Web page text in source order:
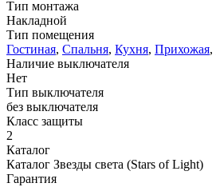
Тип монтажа
Накладной
Тип помещения
Гостиная, Спальня, Кухня, Прихожая,
Наличие выключателя
Нет
Тип выключателя
без выключателя
Класс защиты
2
Каталог
Каталог Звезды света (Stars of Light)
Гарантия